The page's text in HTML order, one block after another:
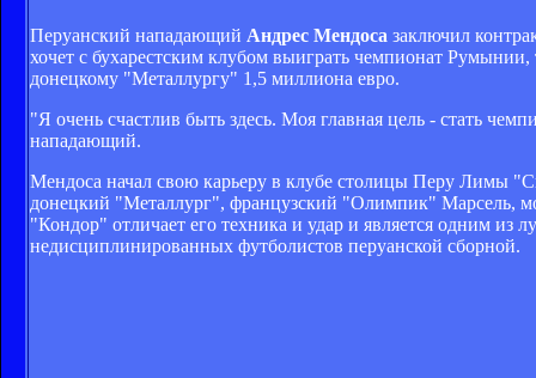
Перуанский нападающий Андрес Мендоса заключил
хочет с бухарестским клубом выиграть чемпионат
донецкому "Металлургу" 1,5 миллиона евро.
"Я очень счастлив быть здесь. Моя главная цель - стать
нападающий.
Мендоса начал свою карьеру в клубе столицы Перу Лимы
донецкий "Металлург", французский "Олимпик" Марсель,
"Кондор" отличает его техника и удар и является одним
недисциплинированных футболистов перуанской сборной.